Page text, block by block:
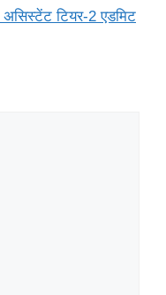
टियर-2 एडमिट